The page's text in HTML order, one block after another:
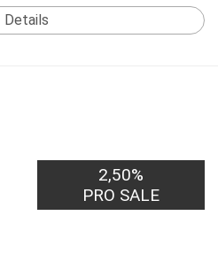
Details
2,50%
PRO SALE